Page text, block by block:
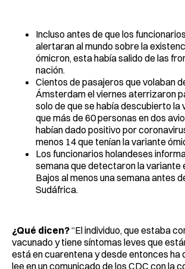
Incluso antes de que los
alertaran al mundo sobre la
ómicron, esta había salido de las
nación.
Cientos de pasajeros que volaban
Ámsterdam el viernes aterrizaron
solo de que se había descubierto la
que más de 60 personas en dos
habían dado positivo por
menos 14 que tenían la variante
Los funcionarios holandeses
semana que detectaron la variante
Bajos al menos una semana antes
Sudáfrica.
¿Qué dicen?“El individuo, que estaba
vacunado y tiene síntomas leves que
está en cuarentena y desde entonces ha
lee en un comunicado de los CDC con la